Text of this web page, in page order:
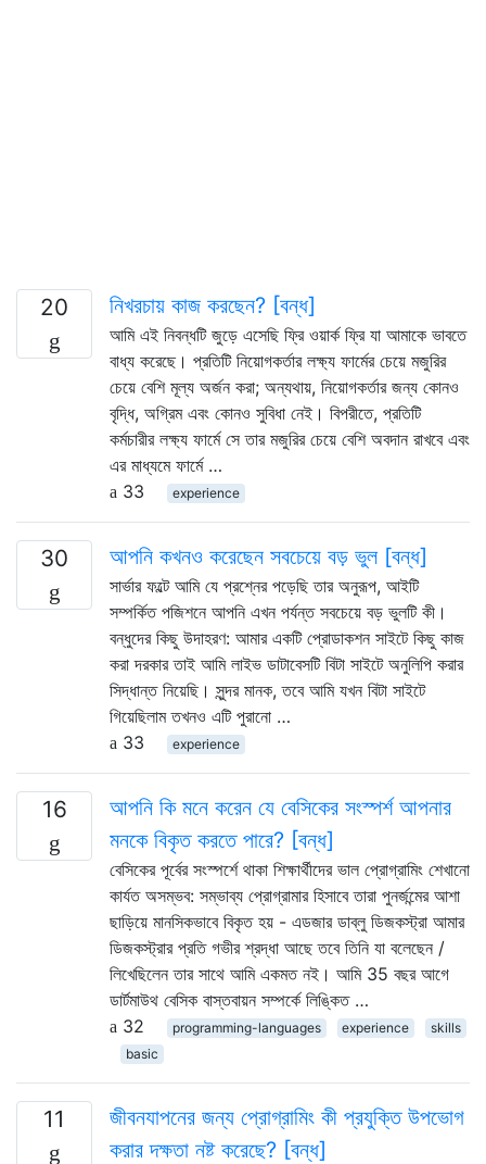
20 নিখরচায় কাজ করছেন? [বন্ধ]
আমি এই নিবন্ধটি জুড়ে এসেছি ফ্রি ওয়ার্ক ফ্রি যা আমাকে ভাবতে
বাধ্য করেছে। প্রতিটি নিয়োগকর্তার লক্ষ্য ফার্মের চেয়ে মজুরির
চেয়ে বেশি মূল্য অর্জন করা; অন্যথায়, নিয়োগকর্তার জন্য কোনও
বৃদ্ধি, অগ্রিম এবং কোনও সুবিধা নেই। বিপরীতে, প্রতিটি
কর্মচারীর লক্ষ্য ফার্মে সে তার মজুরির চেয়ে বেশি অবদান রাখবে এবং
এর মাধ্যমে ফার্মে …
33
experience
30 আপনি কখনও করেছেন সবচেয়ে বড় ভুল [বন্ধ]
সার্ভার ফল্টে আমি যে প্রশ্নের পড়েছি তার অনুরূপ, আইটি
সম্পর্কিত পজিশনে আপনি এখন পর্যন্ত সবচেয়ে বড় ভুলটি কী।
বন্ধুদের কিছু উদাহরণ: আমার একটি প্রোডাকশন সাইটে কিছু কাজ
করা দরকার তাই আমি লাইভ ডাটাবেসটি বিটা সাইটে অনুলিপি করার
সিদ্ধান্ত নিয়েছি। সুন্দর মানক, তবে আমি যখন বিটা সাইটে
গিয়েছিলাম তখনও এটি পুরানো …
33
experience
16
আপনি কি মনে করেন যে বেসিকের সংস্পর্শ আপনার
মনকে বিকৃত করতে পারে? [বন্ধ]
বেসিকের পূর্বের সংস্পর্শে থাকা শিক্ষার্থীদের ভাল প্রোগ্রামিং শেখানো
কার্যত অসম্ভব: সম্ভাব্য প্রোগ্রামার হিসাবে তারা পুনর্জন্মের আশা
ছাড়িয়ে মানসিকভাবে বিকৃত হয় - এডজার ডাব্লু ডিজকস্ট্রা আমার
ডিজকস্ট্রার প্রতি গভীর শ্রদ্ধা আছে তবে তিনি যা বলেছেন /
লিখেছিলেন তার সাথে আমি একমত নই। আমি 35 বছর আগে
ডার্টমাউথ বেসিক বাস্তবায়ন সম্পর্কে লিঙ্কিত …
32
programming-languages experience
skills
basic
11
জীবনযাপনের জন্য প্রোগ্রামিং কী প্রযুক্তি উপভোগ
করার দক্ষতা নষ্ট করেছে? [বন্ধ]